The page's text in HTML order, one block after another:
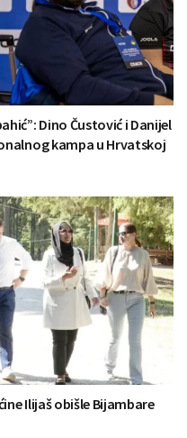
Dino Čustović i Danijel
kampa u Hrvatskoj
Ilijaš obišle Bijambare